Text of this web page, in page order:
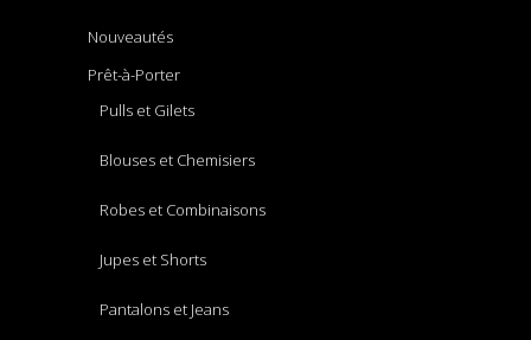
Nouveautés
Prêt-à-Porter
Pulls et Gilets
Blouses et Chemisiers
Robes et Combinaisons
Jupes et Shorts
Pantalons et Jeans